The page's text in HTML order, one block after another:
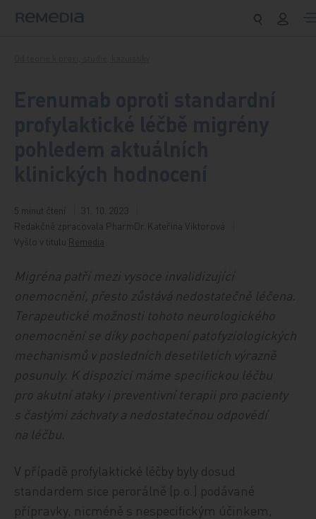
5 minut čtení
31. 10. 2023
Redakčně zpracovala PharmDr. Kateřina Viktorová
Vyšlo v titulu Remedia
Migréna patří mezi vysoce invalidizující
onemocnění, přesto zůstává nedostatečně léčena.
Terapeutické možnosti tohoto neurologického
onemocnění se díky pochopení patofyziologických
mechanismů v posledních desetiletích výrazně
posunuly. K dispozici máme specifickou léčbu
pro akutní ataky i preventivní terapii pro pacienty
s častými záchvaty a nedostatečnou odpovědí
na léčbu.
V případě profylaktické léčby byly dosud
standardem sice perorálně (p.o.) podávané
přípravky, nicméně s nespecifickým účinkem,